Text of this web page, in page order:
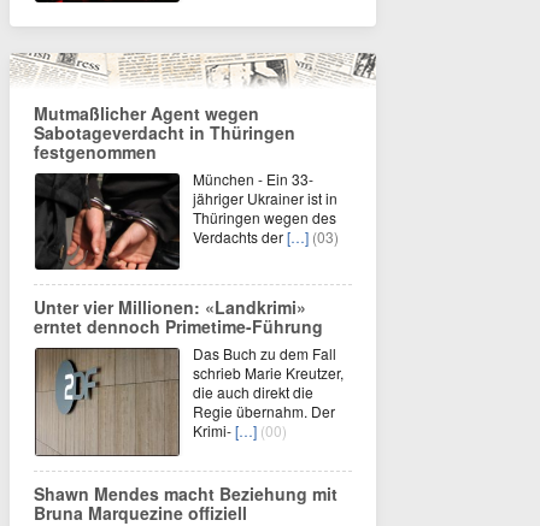
Mutmaßlicher Agent wegen
Sabotageverdacht in Thüringen
festgenommen
München - Ein 33-
jähriger Ukrainer ist in
Thüringen wegen des
Verdachts der[…] (03)
Unter vier Millionen: «Landkrimi»
erntet dennoch Primetime-Führung
Das Buch zu dem Fall
schrieb Marie Kreutzer,
die auch direkt die
Regie übernahm. Der
Krimi-[…] (00)
Shawn Mendes macht Beziehung mit
Bruna Marquezine offiziell